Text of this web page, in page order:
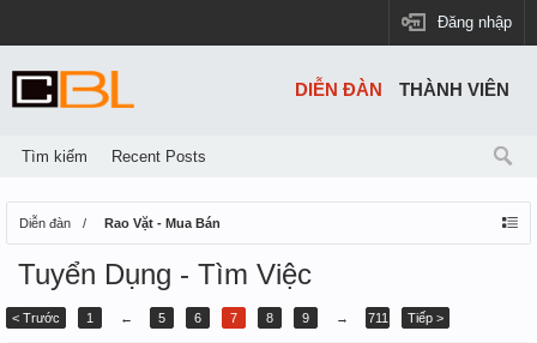
Đăng nhập
Diễn đàn Rao Vặt - Mua Bán
Tuyển Dụng - Tìm Việc
< Trước 1 ← 5 6 7 8 9 → 711 Tiếp >
DIỄN ĐÀN
Tìm kiếm Recent Posts
THÀNH VIÊN